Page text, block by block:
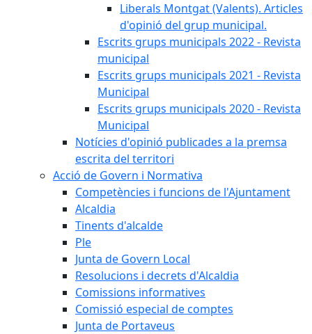
Liberals Montgat (Valents). Articles
d'opinió del grup municipal.
Escrits grups municipals 2022 - Revista
municipal
Escrits grups municipals 2021 - Revista
Municipal
Escrits grups municipals 2020 - Revista
Municipal
Notícies d'opinió publicades a la premsa
escrita del territori
Acció de Govern i Normativa
Competències i funcions de l'Ajuntament
Alcaldia
Tinents d'alcalde
Ple
Junta de Govern Local
Resolucions i decrets d'Alcaldia
Comissions informatives
Comissió especial de comptes
Junta de Portaveus